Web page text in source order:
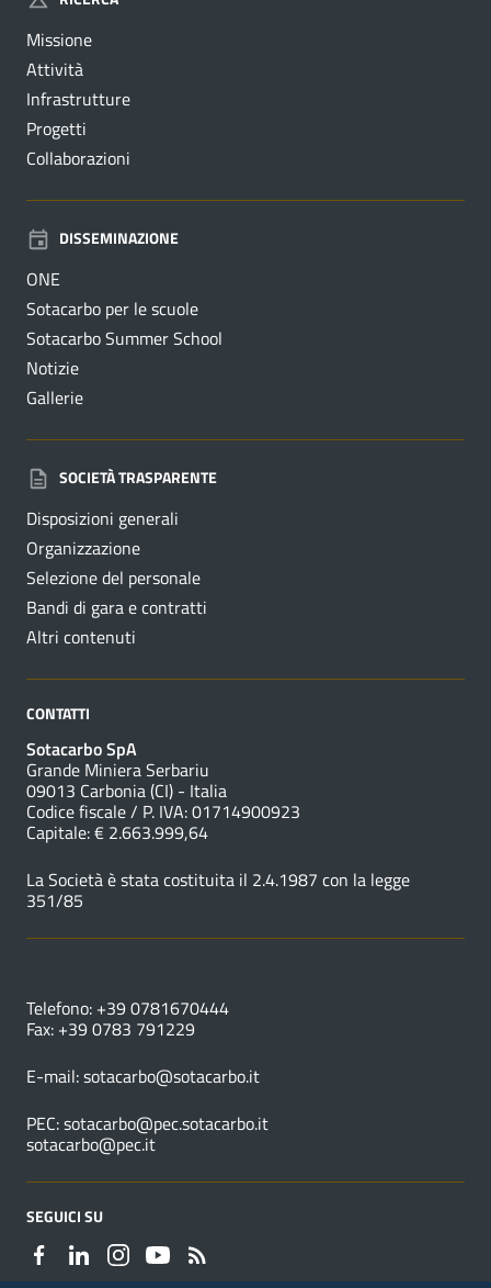
Missione
Attività
Infrastrutture
Progetti
Collaborazioni
DISSEMINAZIONE
ONE
Sotacarbo per le scuole
Sotacarbo Summer School
Notizie
Gallerie
SOCIETÀ TRASPARENTE
Disposizioni generali
Organizzazione
Selezione del personale
Bandi di gara e contratti
Altri contenuti
CONTATTI
Sotacarbo SpA
Grande Miniera Serbariu
09013 Carbonia (CI) - Italia
Codice fiscale / P. IVA: 01714900923
Capitale: € 2.663.999,64
La Società è stata costituita il 2.4.1987 con la legge
351/85
Telefono: +39 0781670444
Fax: +39 0783 791229
E-mail:sotacarbo@sotacarbo.it
PEC:sotacarbo@pec.sotacarbo.it
sotacarbo@pec.it
SEGUICI SU